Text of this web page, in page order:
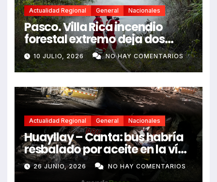
Actualidad Regional General Nacionales
Pasco. Villa Rica incendio
forestal extremo deja dos
fallecidos y heridos
10 JULIO, 2026 NO HAY COMENTARIOS
Actualidad Regional General Nacionales
Huayllay – Canta: bus habría
resbalado por aceite en la vía
e impactó auto siniestrado
dejando dos fallecidos
26 JUNIO, 2026 NO HAY COMENTARIOS